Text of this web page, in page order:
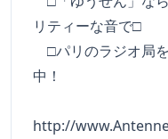
リティーな音で□
□パリのラジオ局
中
■詳
http://